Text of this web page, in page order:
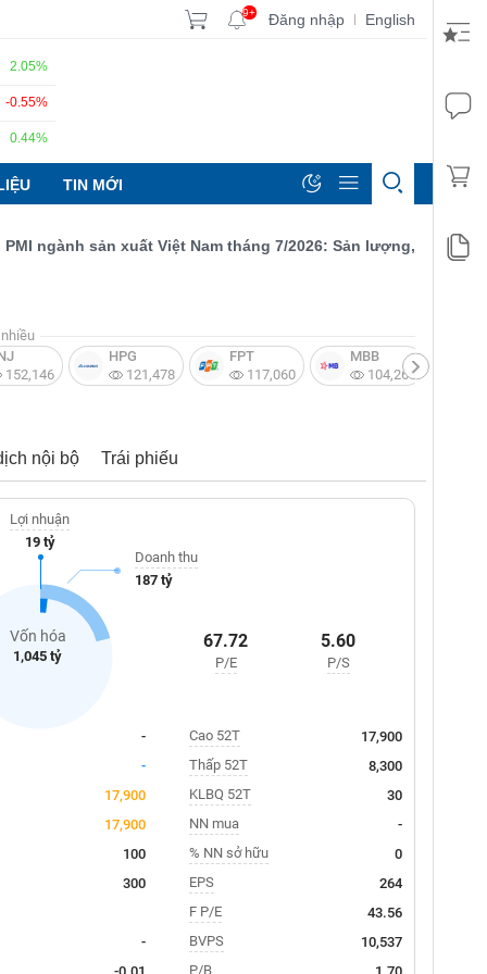
9+ Đăng nhập | English
2.05%
-0.55%
0.44%
TIN MỚI
sản xuất Việt Nam tháng 7/2026: Sản lượng, số lượng
152,146
HPG
121,478
FPT
117,060
MBB
104,266
nội bộ Trái phiếu
Vốn hóa
1,045 tỷ
Lợi nhuận
19 tỷ
Doanh thu
187 tỷ
67.72
P/E
5.60
P/S
-
-
17,900
17,900
100
300
-
-0.01
Cao 52T
17,900
Thấp 52T
8,300
KLBQ 52T
30
NN mua
-
% NN sở hữu
0
EPS
264
F P/E
43.56
BVPS
10,537
P/B
1.70